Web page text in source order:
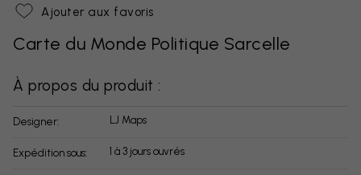
Ajouter aux favoris
Carte du Monde Politique Sarcelle
À propos du produit :
Designer: LJ Maps
Expédition sous: 1 à 3 jours ouvrés